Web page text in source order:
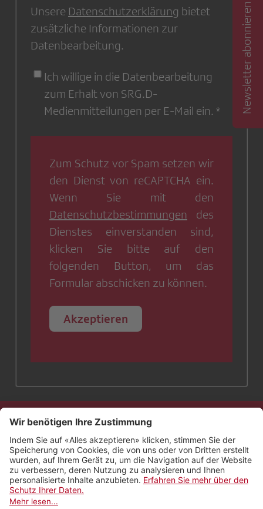
Unsere Datenschutzerklärung bietet
zusätzliche Informationen zur
Datenbearbeitung.
Ich willige in die Datenbearbeitung
zum Erhalt von SRG.D-
Medienmitteilungen per E-Mail ein.
Zum Schutz vor Spam setzen wir
den Dienst von reCAPTCHA ein.
Wenn Sie mit den
Datenschutzbestimmungen des
Dienstes einverstanden sind,
klicken Sie bitte auf den
folgenden Button, um das
Formular abschicken zu können.
Akzeptieren
Newsletter abonnieren
Kontakt
Impressum
Rechtliches
Netiquette